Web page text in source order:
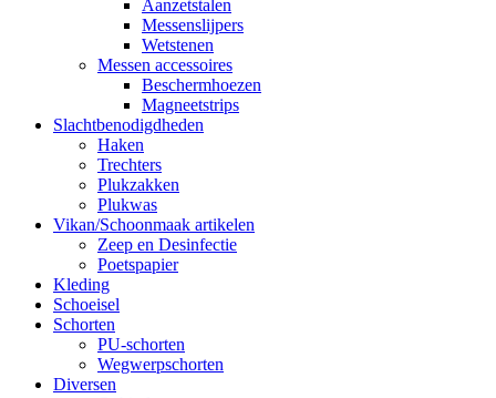
Aanzetstalen
Messenslijpers
Wetstenen
Messen accessoires
Beschermhoezen
Magneetstrips
Slachtbenodigdheden
Haken
Trechters
Plukzakken
Plukwas
Vikan/Schoonmaak artikelen
Zeep en Desinfectie
Poetspapier
Kleding
Schoeisel
Schorten
PU-schorten
Wegwerpschorten
Diversen